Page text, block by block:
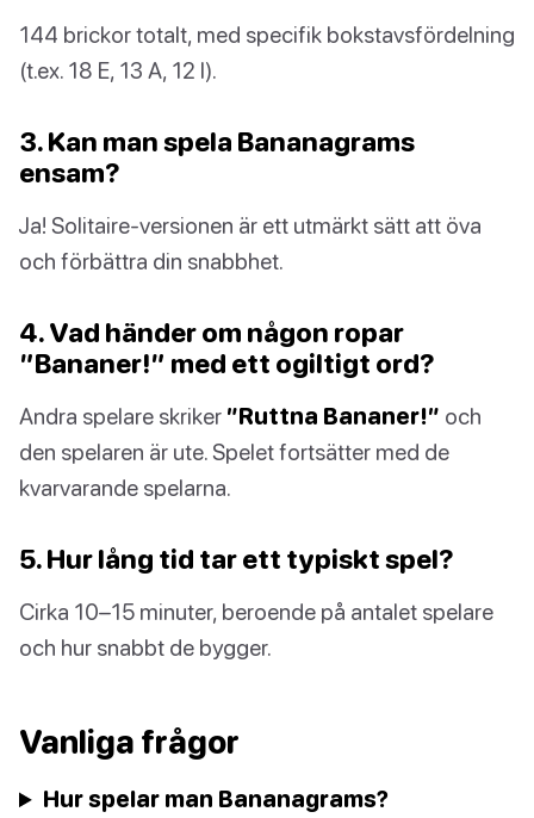
144 brickor totalt, med specifik bokstavsfördelning
(t.ex. 18 E, 13 A, 12 I).
3. Kan man spela Bananagrams
ensam?
Ja! Solitaire-versionen är ett utmärkt sätt att öva
och förbättra din snabbhet.
4. Vad händer om någon ropar
”Bananer!” med ett ogiltigt ord?
Andra spelare skriker ”Ruttna Bananer!” och
den spelaren är ute. Spelet fortsätter med de
kvarvarande spelarna.
5. Hur lång tid tar ett typiskt spel?
Cirka 10–15 minuter, beroende på antalet spelare
och hur snabbt de bygger.
Vanliga frågor
Hur spelar man Bananagrams?